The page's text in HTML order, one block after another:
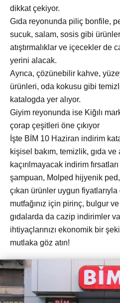
dikkat çekiyor.
Gıda reyonunda piliç bonfile,
sucuk, salam, sosis gibi
atıştırmalıklar ve içecekler de
yerini alacak.
Ayrıca, çözünebilir kahve,
ürünleri, oda kokusu gibi
katalogda yer alıyor.
Giyim reyonunda ise Kiğılı
çorap çeşitleri öne çıkıyor
İşte BİM 10 Haziran indirim
kişisel bakım, temizlik, gıda ve
kaçırılmayacak indirim
şampuan, Molped hijyenik
çıkan ürünler uygun fiyatlarıyla
mutfağınız için pirinç, bulgur
gıdalarda da cazip indirimler
ihtiyaçlarınızı ekonomik bir
mutlaka göz atın!